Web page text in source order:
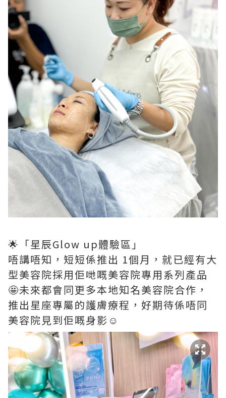
🌟「星辰Glow up體驗區」
唔講唔知，短短係推出 1個月，就已經有大
型美容院採用佢哋嘅美容院專用系列產品
🤩未來都會同更多本地知名美容院合作，
推出星座專屬的護膚療程，好期待係唔同
美容院見到佢嘅身影☺️